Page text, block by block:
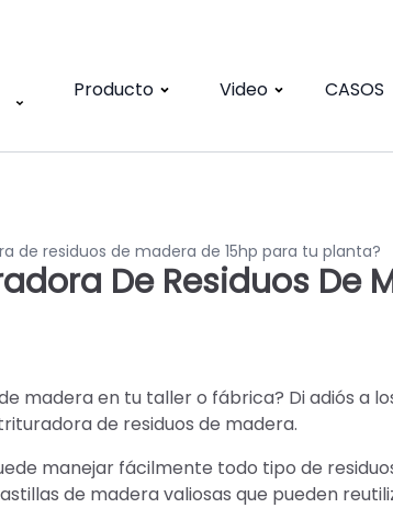
Producto Video CASOS
de residuos de madera de 15hp para tu planta?
De Residuos De
madera en tu taller o fábrica? Di adiós a
de residuos de madera.
manejar fácilmente todo tipo de
de madera valiosas que pueden